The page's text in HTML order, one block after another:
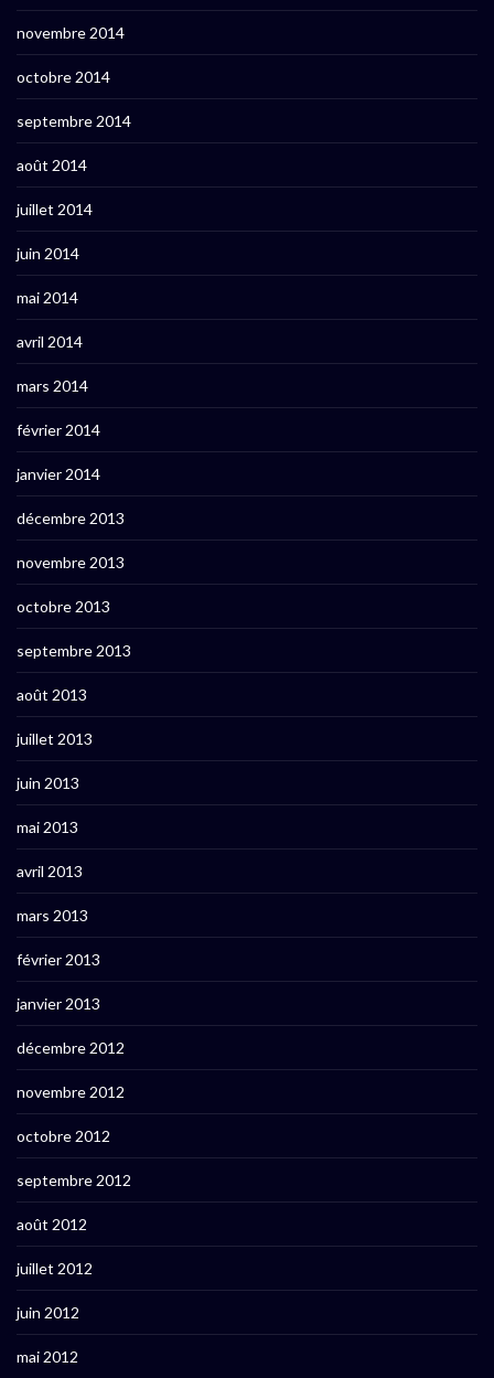
novembre 2014
octobre 2014
septembre 2014
août 2014
juillet 2014
juin 2014
mai 2014
avril 2014
mars 2014
février 2014
janvier 2014
décembre 2013
novembre 2013
octobre 2013
septembre 2013
août 2013
juillet 2013
juin 2013
mai 2013
avril 2013
mars 2013
février 2013
janvier 2013
décembre 2012
novembre 2012
octobre 2012
septembre 2012
août 2012
juillet 2012
juin 2012
mai 2012